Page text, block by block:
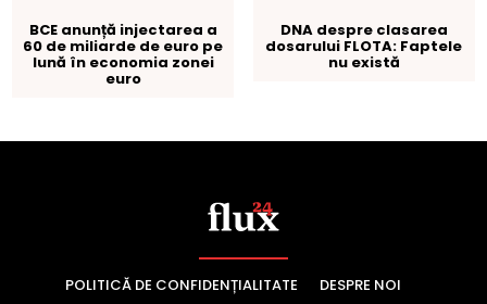
POLITICĂ DE CONFIDENȚIALITATE
DESPRE NOI